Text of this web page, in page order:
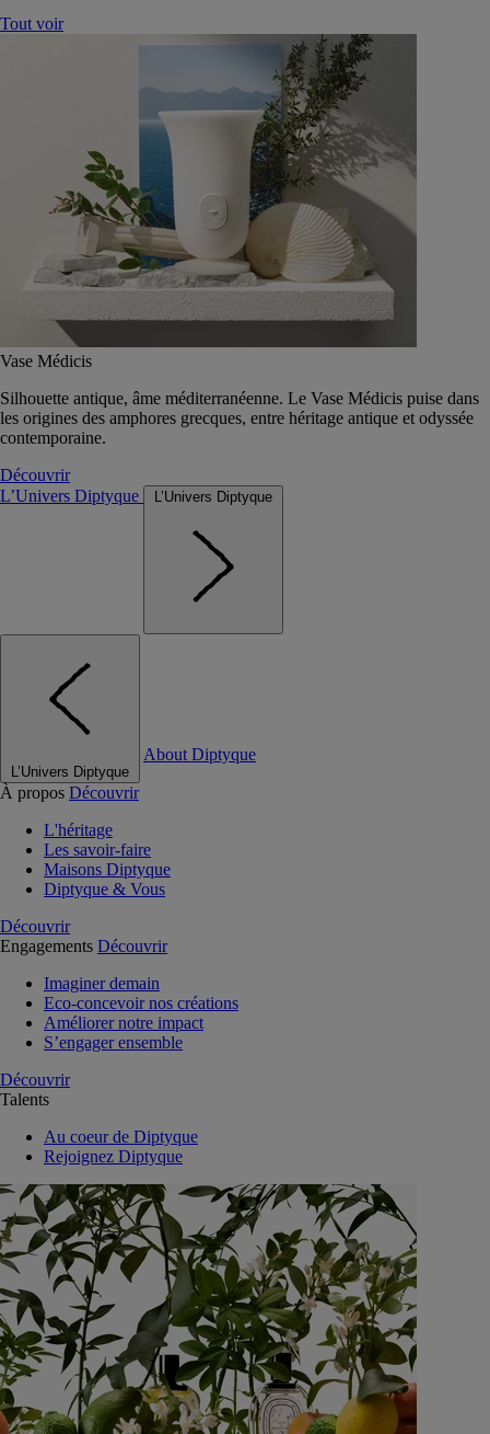
Tout voir
Vase Médicis
Silhouette antique, âme méditerranéenne. Le Vase Médicis puise dans
les origines des amphores grecques, entre héritage antique et odyssée
contemporaine.
Découvrir
L’Univers Diptyque
L’Univers Diptyque
L’Univers Diptyque
About Diptyque
À propos Découvrir
L'héritage
Les savoir-faire
Maisons Diptyque
Diptyque & Vous
Découvrir
Engagements Découvrir
Imaginer demain
Eco-concevoir nos créations
Améliorer notre impact
S’engager ensemble
Découvrir
Talents
Au coeur de Diptyque
Rejoignez Diptyque